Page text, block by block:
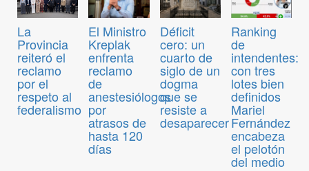
La
Provincia
reiteró el
reclamo
por el
respeto al
federalismo
El Ministro
Kreplak
enfrenta
reclamo
de
anestesiólogos
por
atrasos de
hasta 120
días
Déficit
cero: un
cuarto de
siglo de un
dogma
que se
resiste a
desaparecer
Ranking
de
intendentes:
con tres
lotes bien
definidos
Mariel
Fernández
encabeza
el pelotón
del medio